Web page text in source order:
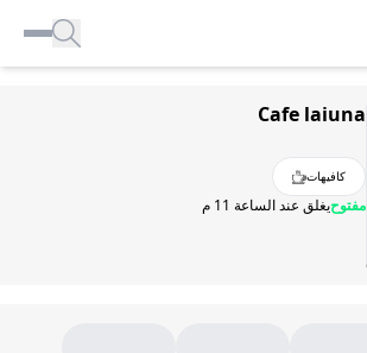
Cafe laiuna
كافيهات
مفتوحيغلق عند الساعة 11 م